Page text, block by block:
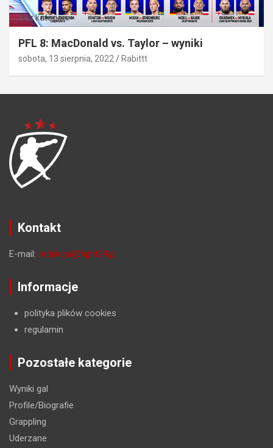
Bez kategorii
PFL 8: MacDonald vs. Taylor – wyniki
sobota, 13 sierpnia, 2022 Rabittt
Kontakt
E-mail: redakcja@fight24.pl
Informacje
polityka plików cookies
regulamin
Pozostałe kategorie
Wyniki gal
Profile/Biografie
Grappling
Uderzane